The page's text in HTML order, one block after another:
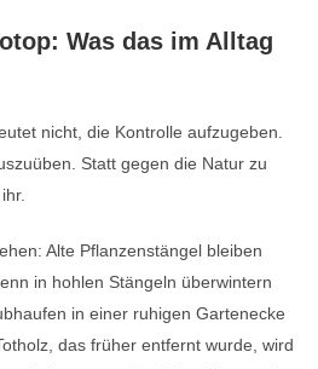
Was das im Alltag
nicht, die Kontrolle aufzugeben.
Statt gegen die Natur zu
Alte Pflanzenstängel bleiben
in hohlen Stängeln überwintern
in einer ruhigen Gartenecke
das früher entfernt wurde, wird